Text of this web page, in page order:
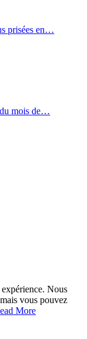
prisées en…
du mois de…
Nous
vous pouvez
More